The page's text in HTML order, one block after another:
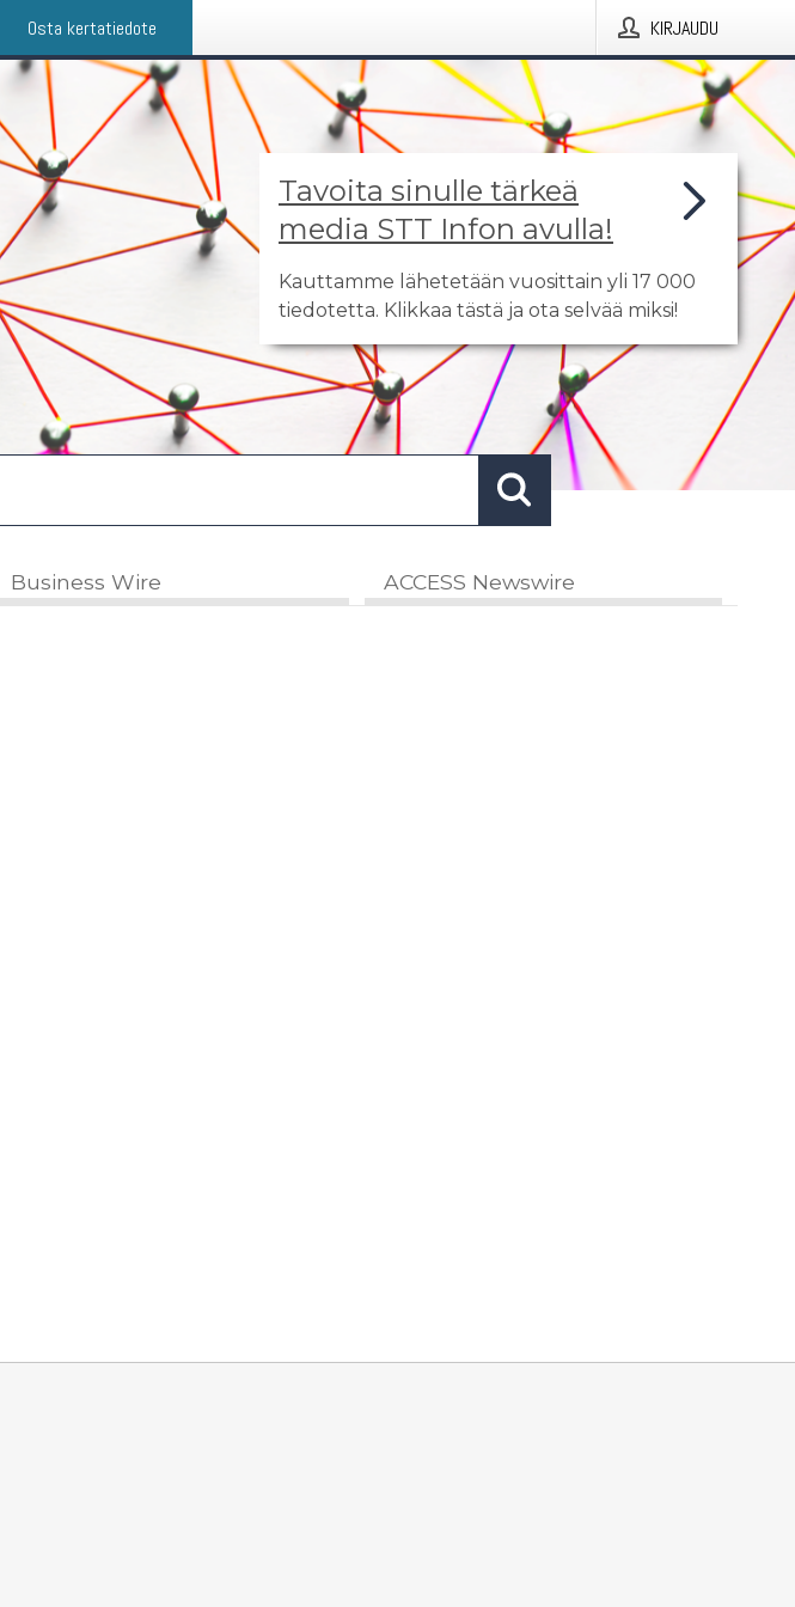
Osta kertatiedote KIRJAUDU
Tavoita sinulle tärkeä
media STT Infon avulla!
Kauttamme lähetetään vuosittain yli 17 000
tiedotetta. Klikkaa tästä ja ota selvää miksi!
Business Wire ACCESS Newswire